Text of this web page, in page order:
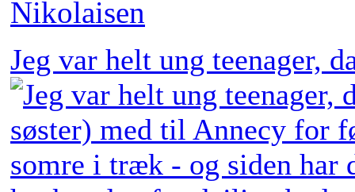
Jeg var helt ung teenager,